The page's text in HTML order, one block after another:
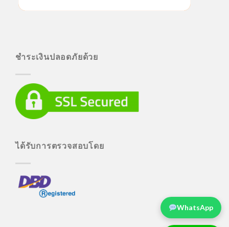
ชำระเงินปลอดภัยด้วย
ได้รับการตรวจสอบโดย
WhatsApp